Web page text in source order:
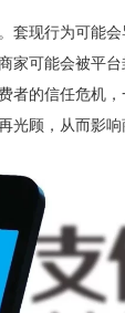
套现行为可能
家可能会被平
者的信任危机
光顾，从而影响